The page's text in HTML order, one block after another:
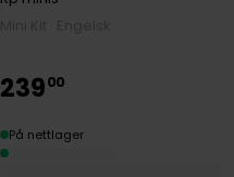
23900
På nettlager